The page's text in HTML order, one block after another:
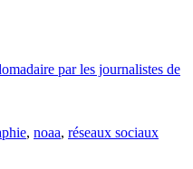
par les journalistes de
, noaa, réseaux sociaux